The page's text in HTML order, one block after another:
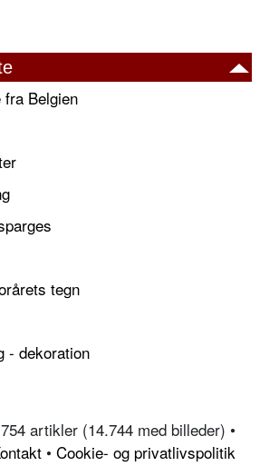
Belgien
tegn
- dekoration
artikler (14.744 med billeder) •
• Cookie- og privatlivspolitik